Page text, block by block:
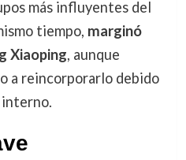
más influyentes del
tiempo, marginó
Xiaoping, aunque
a reincorporarlo debido
interno.